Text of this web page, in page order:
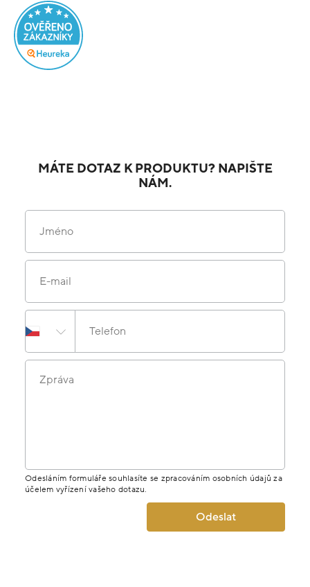
MÁTE DOTAZ K PRODUKTU? NAPIŠTE
NÁM.
Jméno
E-mail
Telefon
Zpráva
Odesláním formuláře souhlasíte se zpracováním osobních údajů za
účelem vyřízení vašeho dotazu.
Odeslat